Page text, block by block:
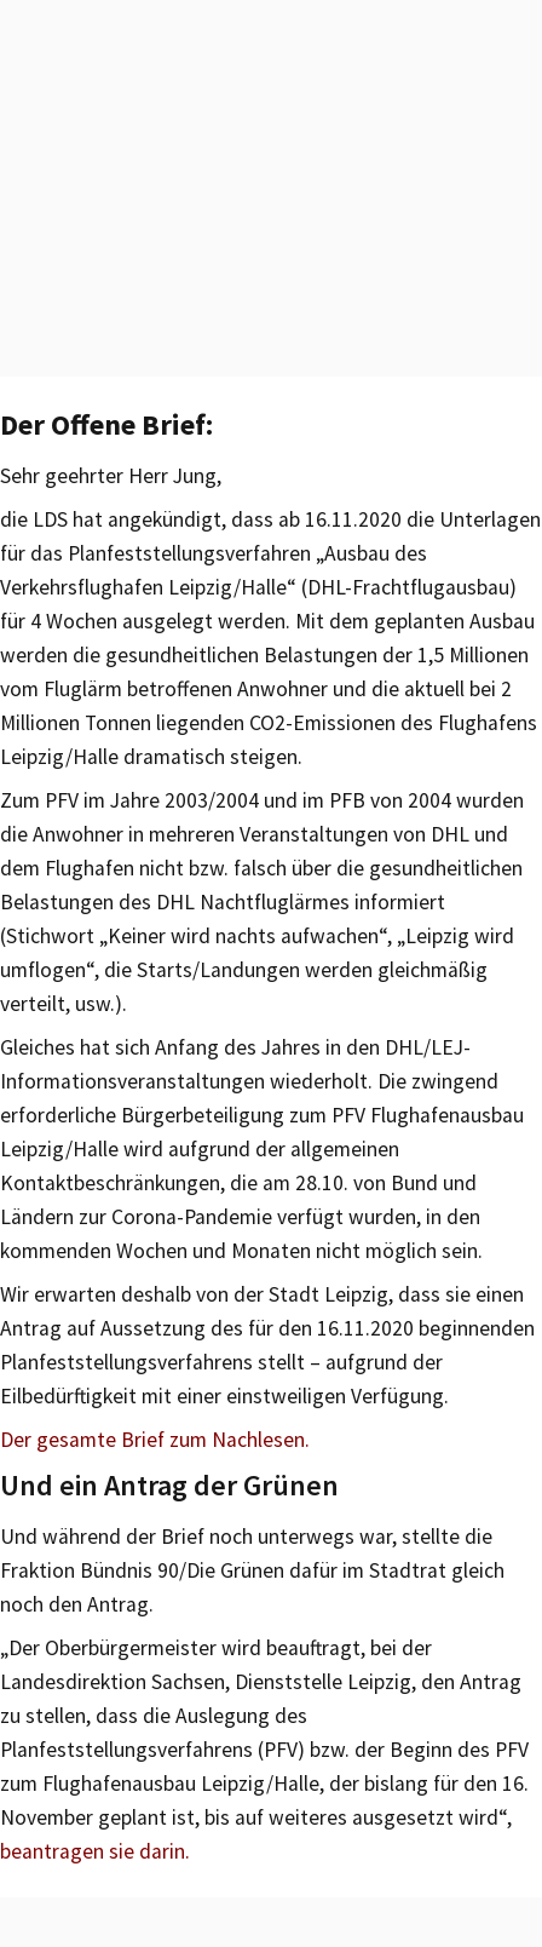
Der Offene Brief:
Sehr geehrter Herr Jung,
die LDS hat angekündigt, dass ab 16.11.2020 die Unterlagen
für das Planfeststellungsverfahren „Ausbau des
Verkehrsflughafen Leipzig/Halle“ (DHL-Frachtflugausbau)
für 4 Wochen ausgelegt werden. Mit dem geplanten Ausbau
werden die gesundheitlichen Belastungen der 1,5 Millionen
vom Fluglärm betroffenen Anwohner und die aktuell bei 2
Millionen Tonnen liegenden CO2-Emissionen des Flughafens
Leipzig/Halle dramatisch steigen.
Zum PFV im Jahre 2003/2004 und im PFB von 2004 wurden
die Anwohner in mehreren Veranstaltungen von DHL und
dem Flughafen nicht bzw. falsch über die gesundheitlichen
Belastungen des DHL Nachtfluglärmes informiert
(Stichwort „Keiner wird nachts aufwachen“, „Leipzig wird
umflogen“, die Starts/Landungen werden gleichmäßig
verteilt, usw.).
Gleiches hat sich Anfang des Jahres in den DHL/LEJ-
Informationsveranstaltungen wiederholt. Die zwingend
erforderliche Bürgerbeteiligung zum PFV Flughafenausbau
Leipzig/Halle wird aufgrund der allgemeinen
Kontaktbeschränkungen, die am 28.10. von Bund und
Ländern zur Corona-Pandemie verfügt wurden, in den
kommenden Wochen und Monaten nicht möglich sein.
Wir erwarten deshalb von der Stadt Leipzig, dass sie einen
Antrag auf Aussetzung des für den 16.11.2020 beginnenden
Planfeststellungsverfahrens stellt – aufgrund der
Eilbedürftigkeit mit einer einstweiligen Verfügung.
Der gesamte Brief zum Nachlesen.
Und ein Antrag der Grünen
Und während der Brief noch unterwegs war, stellte die
Fraktion Bündnis 90/Die Grünen dafür im Stadtrat gleich
noch den Antrag.
„Der Oberbürgermeister wird beauftragt, bei der
Landesdirektion Sachsen, Dienststelle Leipzig, den Antrag
zu stellen, dass die Auslegung des
Planfeststellungsverfahrens (PFV) bzw. der Beginn des PFV
zum Flughafenausbau Leipzig/Halle, der bislang für den 16.
November geplant ist, bis auf weiteres ausgesetzt wird“,
beantragen sie darin.